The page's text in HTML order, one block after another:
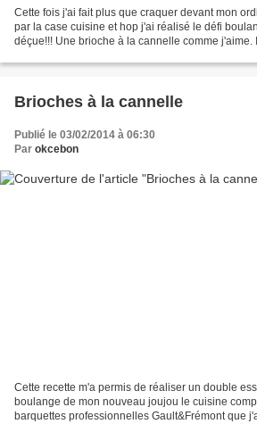
Cette fois j'ai fait plus que craquer devant mon
par la case cuisine et hop j'ai réalisé le défi
déçue!!! Une brioche à la cannelle comme j'aime.
Brioches à la cannelle
Publié le 03/02/2014 à 06:30
Par okcebon
Cette recette m'a permis de réaliser un double
boulange de mon nouveau joujou le cuisine
barquettes professionnelles Gault&Frémont que